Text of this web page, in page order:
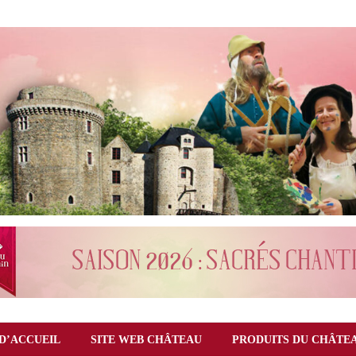
SITE WEB CHÂTEAU PRODUITS DU